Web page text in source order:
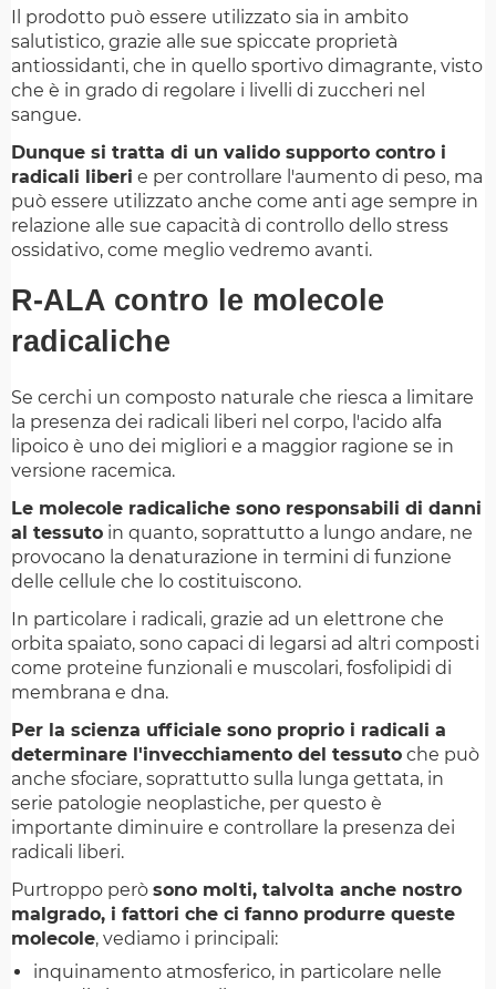
Il prodotto può essere utilizzato sia in ambito
salutistico, grazie alle sue spiccate proprietà
antiossidanti, che in quello sportivo dimagrante, visto
che è in grado di regolare i livelli di zuccheri nel
sangue.
Dunque si tratta di un valido supporto contro i
radicali liberi e per controllare l'aumento di peso, ma
può essere utilizzato anche come anti age sempre in
relazione alle sue capacità di controllo dello stress
ossidativo, come meglio vedremo avanti.
R-ALA contro le molecole
radicaliche
Se cerchi un composto naturale che riesca a limitare
la presenza dei radicali liberi nel corpo, l'acido alfa
lipoico è uno dei migliori e a maggior ragione se in
versione racemica.
Le molecole radicaliche sono responsabili di danni
al tessuto in quanto, soprattutto a lungo andare, ne
provocano la denaturazione in termini di funzione
delle cellule che lo costituiscono.
In particolare i radicali, grazie ad un elettrone che
orbita spaiato, sono capaci di legarsi ad altri composti
come proteine funzionali e muscolari, fosfolipidi di
membrana e dna.
Per la scienza ufficiale sono proprio i radicali a
determinare l'invecchiamento del tessuto che può
anche sfociare, soprattutto sulla lunga gettata, in
serie patologie neoplastiche, per questo è
importante diminuire e controllare la presenza dei
radicali liberi.
Purtroppo però sono molti, talvolta anche nostro
malgrado, i fattori che ci fanno produrre queste
molecole, vediamo i principali:
inquinamento atmosferico, in particolare nelle